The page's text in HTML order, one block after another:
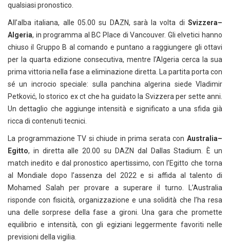
qualsiasi pronostico.
All’alba italiana, alle 05.00 su DAZN, sarà la volta di Svizzera–
Algeria, in programma al BC Place di Vancouver. Gli elvetici hanno
chiuso il Gruppo B al comando e puntano a raggiungere gli ottavi
per la quarta edizione consecutiva, mentre l’Algeria cerca la sua
prima vittoria nella fase a eliminazione diretta. La partita porta con
sé un incrocio speciale: sulla panchina algerina siede Vladimir
Petković, lo storico ex ct che ha guidato la Svizzera per sette anni.
Un dettaglio che aggiunge intensità e significato a una sfida già
ricca di contenuti tecnici.
La programmazione TV si chiude in prima serata con Australia–
Egitto, in diretta alle 20.00 su DAZN dal Dallas Stadium. È un
match inedito e dal pronostico apertissimo, con l’Egitto che torna
al Mondiale dopo l’assenza del 2022 e si affida al talento di
Mohamed Salah per provare a superare il turno. L’Australia
risponde con fisicità, organizzazione e una solidità che l’ha resa
una delle sorprese della fase a gironi. Una gara che promette
equilibrio e intensità, con gli egiziani leggermente favoriti nelle
previsioni della vigilia.